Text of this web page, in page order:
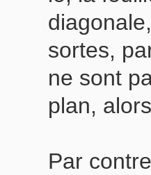
sortes,
ne sont
plan,
Par